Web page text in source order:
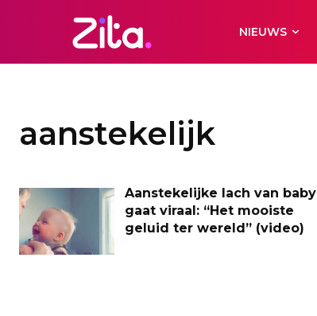
NIEUWS
aanstekelijk
Aanstekelijke lach van baby
gaat viraal: “Het mooiste
geluid ter wereld” (video)